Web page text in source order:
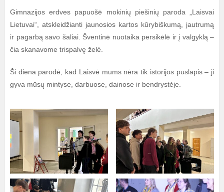
Gimnazijos erdves papuošė mokinių piešinių paroda „Laisvai
Lietuvai“, atskleidžianti jaunosios kartos kūrybiškumą, jautrumą
ir pagarbą savo šaliai. Šventinė nuotaika persikėlė ir į valgyklą –
čia skanavome trispalvę želė.
Ši diena parodė, kad Laisvė mums nėra tik istorijos puslapis – ji
gyva mūsų mintyse, darbuose, dainose ir bendrystėje.